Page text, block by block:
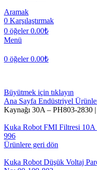
Aramak
0 Karşılaştırmak
0 öğeler 0.00₺
Menü
0 öğeler 0.00₺
Büyütmek için tıklayın
Ana Sayfa Endüstriyel
Kaynağı 30A – PH803-2830
Kuka Robot FMI Filtresi
996
Ürünlere geri dön
Kuka Robot Düşük Voltaj